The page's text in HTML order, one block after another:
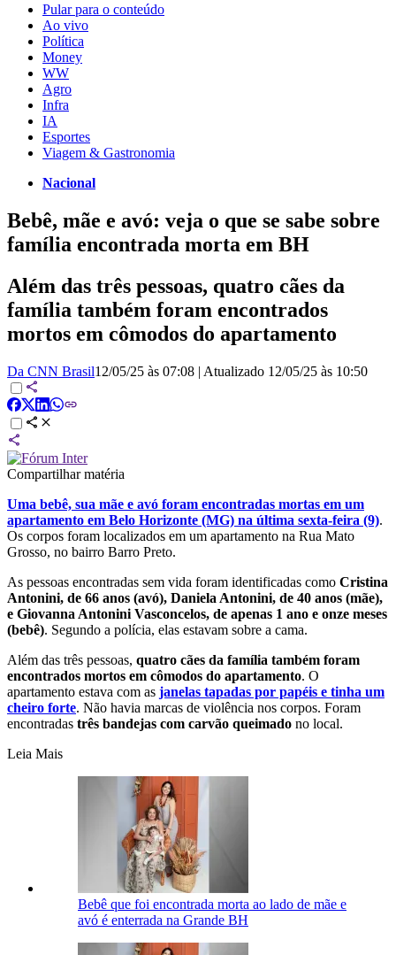
Pular para o conteúdo
Ao vivo
Política
Money
WW
Agro
Infra
IA
Esportes
Viagem & Gastronomia
Nacional
Bebê, mãe e avó: veja o que se sabe sobre
família encontrada morta em BH
Além das três pessoas, quatro cães da
família também foram encontrados
mortos em cômodos do apartamento
Da CNN Brasil12/05/25 às 07:08 | Atualizado 12/05/25 às 10:50
Compartilhar matéria
Uma bebê, sua mãe e avó foram encontradas mortas em um
apartamento em Belo Horizonte (MG) na última sexta-feira (9).
Os corpos foram localizados em um apartamento na Rua Mato
Grosso, no bairro Barro Preto.
As pessoas encontradas sem vida foram identificadas como Cristina
Antonini, de 66 anos (avó), Daniela Antonini, de 40 anos (mãe),
e Giovanna Antonini Vasconcelos, de apenas 1 ano e onze meses
(bebê). Segundo a polícia, elas estavam sobre a cama.
Além das três pessoas, quatro cães da família também foram
encontrados mortos em cômodos do apartamento. O
apartamento estava com as janelas tapadas por papéis e tinha um
cheiro forte. Não havia marcas de violência nos corpos. Foram
encontradas três bandejas com carvão queimado no local.
Leia Mais
Bebê que foi encontrada morta ao lado de mãe e
avó é enterrada na Grande BH